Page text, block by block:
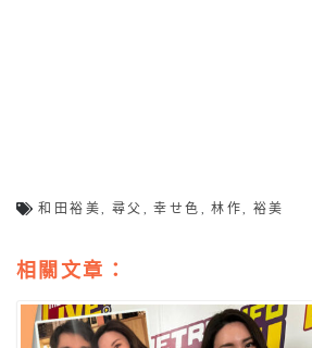
和田裕美, 尋父 ,幸せ色 ,林作,裕美
相關文章：